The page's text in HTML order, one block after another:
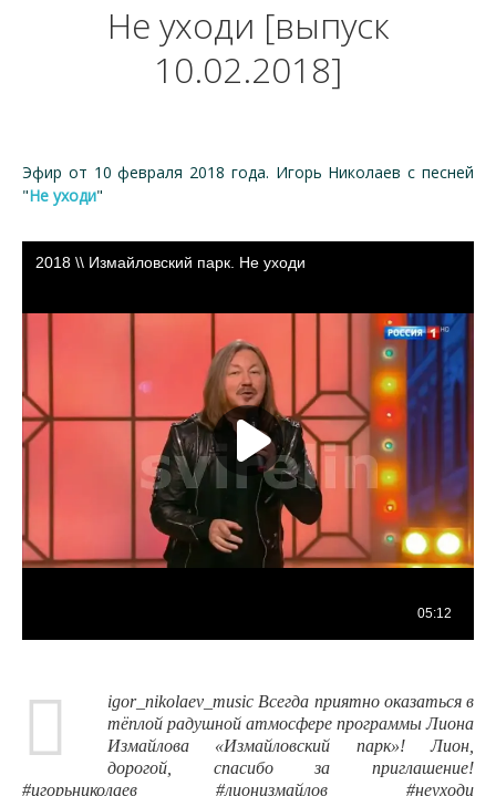
Не уходи [выпуск
10.02.2018]
Эфир от 10 февраля 2018 года. Игорь Николаев с песней
"Не уходи"
igor_nikolaev_music Всегда приятно оказаться в
тёплой радушной атмосфере программы Лиона
Измайлова «Измайловский парк»! Лион,
дорогой, спасибо за приглашение!
#игорьниколаев #лионизмайлов #неуходи